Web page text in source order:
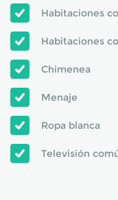
Habitaciones
Habitaciones
Chimenea
Menaje
Ropa blanca
Televisión